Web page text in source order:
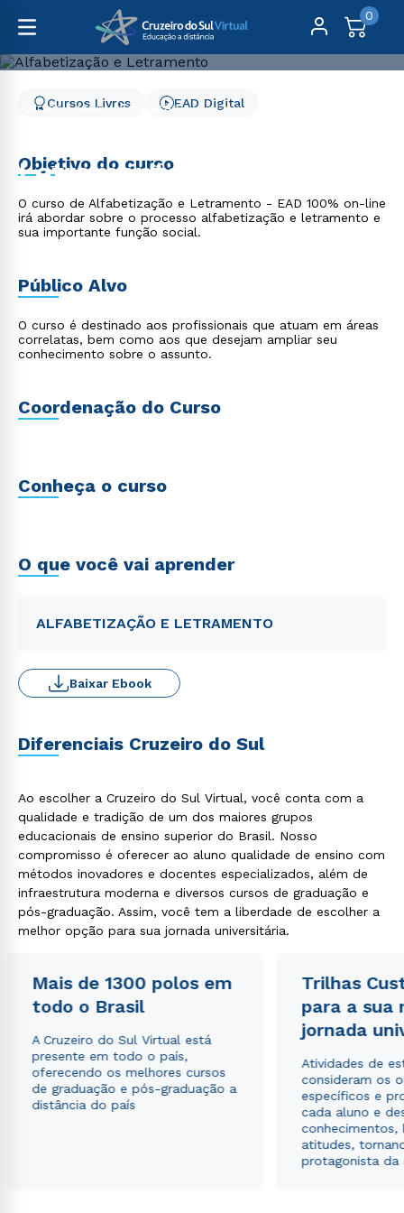
0
Cursos Livres Educação Alfabetização e Letramento
Letramento
Cursos Livres EAD Digital
Objetivo do curso
O curso de Alfabetização e Letramento - EAD 100% on-line
irá abordar sobre o processo alfabetização e letramento e
sua importante função social.
Público Alvo
O curso é destinado aos profissionais que atuam em áreas
correlatas, bem como aos que desejam ampliar seu
conhecimento sobre o assunto.
Coordenação do Curso
Conheça o curso
O que você vai aprender
ALFABETIZAÇÃO E LETRAMENTO
Baixar Ebook
Diferenciais Cruzeiro do Sul
Ao escolher a Cruzeiro do Sul Virtual, você conta com a
qualidade e tradição de um dos maiores grupos
educacionais de ensino superior do Brasil. Nosso
compromisso é oferecer ao aluno qualidade de ensino com
métodos inovadores e docentes especializados, além de
infraestrutura moderna e diversos cursos de graduação e
pós-graduação. Assim, você tem a liberdade de escolher a
melhor opção para sua jornada universitária.
Mais de 1300 polos em
todo o Brasil
A Cruzeiro do Sul Virtual está
presente em todo o país,
oferecendo os melhores cursos
de graduação e pós-graduação a
distância do país
Trilhas
para a sua
jornada
Atividades de
consideram os
específicos e
cada aluno e
conhecimentos,
atitudes,
protagonista da